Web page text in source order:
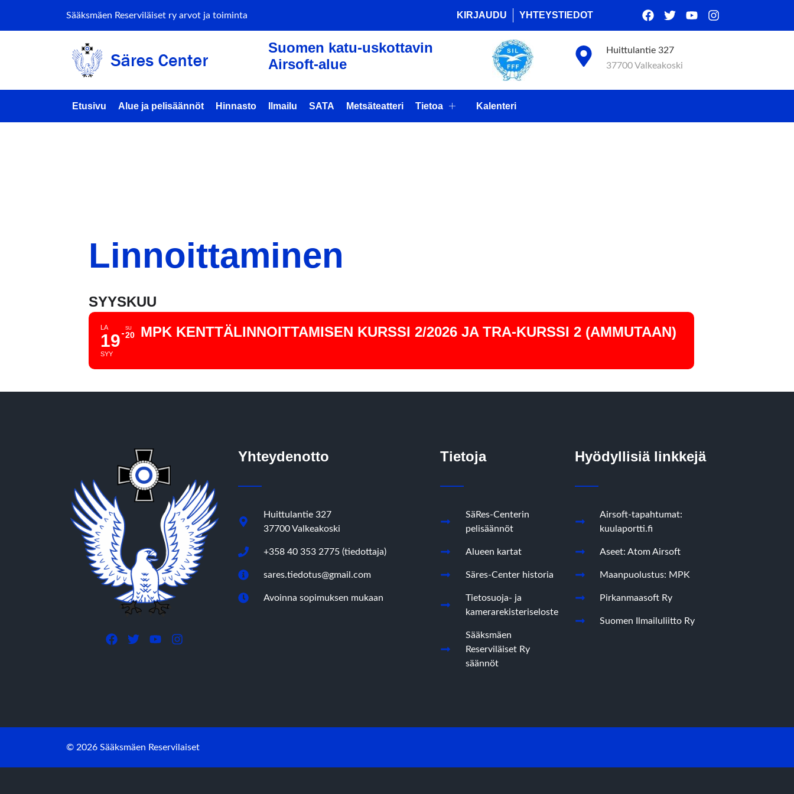
Sääksmäen Reserviläiset ry arvot ja toiminta KIRJAUDU YHTEYSTIEDOT
Suomen katu-uskottavin
Airsoft-alue
Huittulantie 327
37700 Valkeakoski
Etusivu Alue ja pelisäännöt Hinnasto Ilmailu SATA Metsäteatteri Tietoa Kalenteri
Linnoittaminen
SYYSKUU
LA
19
SYY
SU
20 MPK KENTTÄLINNOITTAMISEN KURSSI 2/2026 JA TRA-KURSSI 2 (AMMUTAAN)
Yhteydenotto
Huittulantie 327
37700 Valkeakoski
+358 40 353 2775 (tiedottaja)
sares.tiedotus@gmail.com
Avoinna sopimuksen mukaan
Tietoja
SäRes-Centerin
pelisäännöt
Alueen kartat
Säres-Center historia
Tietosuoja- ja
kamerarekisteriseloste
Sääksmäen
Reserviläiset Ry
säännöt
Hyödyllisiä linkkejä
Airsoft-tapahtumat:
kuulaportti.fi
Aseet: Atom Airsoft
Maanpuolustus: MPK
Pirkanmaasoft Ry
Suomen Ilmailuliitto Ry
© 2026 Sääksmäen Reservilaiset